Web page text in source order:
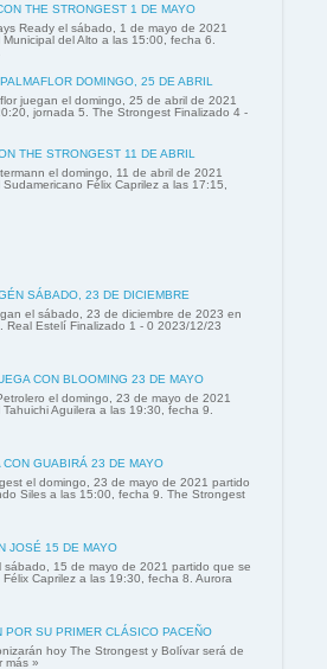
THE STRONGEST 1 DE MAYO
Ready el sábado, 1 de mayo de 2021
del Alto a las 15:00, fecha 6.
DOMINGO, 25 DE ABRIL
juegan el domingo, 25 de abril de 2021
jornada 5. The Strongest Finalizado 4 -
THE STRONGEST 11 DE ABRIL
el domingo, 11 de abril de 2021
Félix Caprilez a las 17:15,
SÁBADO, 23 DE DICIEMBRE
el sábado, 23 de diciembre de 2023 en
Real Estelí Finalizado 1 - 0 2023/12/23
CON BLOOMING 23 DE MAYO
el domingo, 23 de mayo de 2021
Aguilera a las 19:30, fecha 9.
GUABIRÁ 23 DE MAYO
el domingo, 23 de mayo de 2021 partido
Siles a las 15:00, fecha 9. The Strongest
JOSÉ 15 DE MAYO
sábado, 15 de mayo de 2021 partido que se
Caprilez a las 19:30, fecha 8. Aurora
POR SU PRIMER CLÁSICO PACEÑO
hoy The Strongest y Bolívar será de
más »